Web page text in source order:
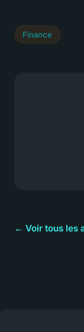
Finance
← Voir tous les